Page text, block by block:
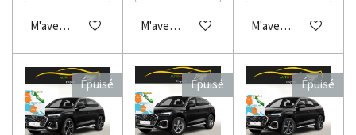
M'avertir si disponible M'avertir si disponible M'avertir si
Épuisé Épuisé Épuisé